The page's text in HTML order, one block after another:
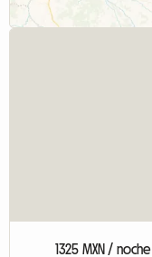
1325 MXN / noche